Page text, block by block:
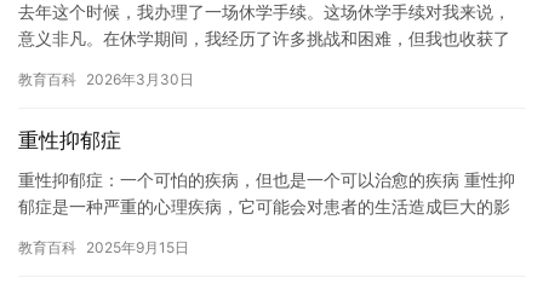
去年这个时候，我办理了一场休学手续。这场休学手续对我来说，
意义非凡。在休学期间，我经历了许多挑战和困难，但我也收获了
义的…
教育百科 2026年3月30日
重性抑郁症
重性抑郁症：一个可怕的疾病，但也是一个可以治愈的疾病 重性抑
郁症是一种严重的心理疾病，它可能会对患者的生活造成巨大的影
重性…
教育百科 2025年9月15日